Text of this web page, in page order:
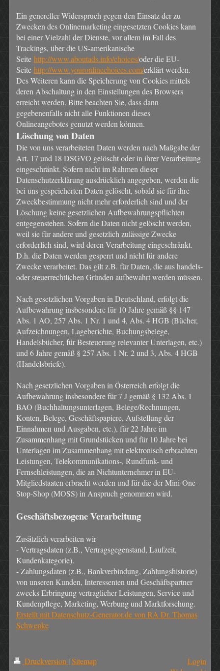
Ein genereller Widerspruch gegen den Einsatz der zu
Zwecken des Onlinemarketing eingesetzten Cookies kann
bei einer Vielzahl der Dienste, vor allem im Fall des
Trackings, über die US-amerikanische
Seite http://www.aboutads.info/choices/oder die EU-
Seite http://www.youronlinechoices.com/erklärt werden.
Des Weiteren kann die Speicherung von Cookies mittels
deren Abschaltung in den Einstellungen des Browsers
erreicht werden. Bitte beachten Sie, dass dann
gegebenenfalls nicht alle Funktionen dieses
Onlineangebotes genutzt werden können.
Löschung von Daten
Die von uns verarbeiteten Daten werden nach Maßgabe der
Art. 17 und 18 DSGVO gelöscht oder in ihrer Verarbeitung
eingeschränkt. Sofern nicht im Rahmen dieser
Datenschutzerklärung ausdrücklich angegeben, werden die
bei uns gespeicherten Daten gelöscht, sobald sie für ihre
Zweckbestimmung nicht mehr erforderlich sind und der
Löschung keine gesetzlichen Aufbewahrungspflichten
entgegenstehen. Sofern die Daten nicht gelöscht werden,
weil sie für andere und gesetzlich zulässige Zwecke
erforderlich sind, wird deren Verarbeitung eingeschränkt.
D.h. die Daten werden gesperrt und nicht für andere
Zwecke verarbeitet. Das gilt z.B. für Daten, die aus handels-
oder steuerrechtlichen Gründen aufbewahrt werden müssen.
Nach gesetzlichen Vorgaben in Deutschland, erfolgt die
Aufbewahrung insbesondere für 10 Jahre gemäß §§ 147
Abs. 1 AO, 257 Abs. 1 Nr. 1 und 4, Abs. 4 HGB (Bücher,
Aufzeichnungen, Lageberichte, Buchungsbelege,
Handelsbücher, für Besteuerung relevanter Unterlagen, etc.)
und 6 Jahre gemäß § 257 Abs. 1 Nr. 2 und 3, Abs. 4 HGB
(Handelsbriefe).
Nach gesetzlichen Vorgaben in Österreich erfolgt die
Aufbewahrung insbesondere für 7 J gemäß § 132 Abs. 1
BAO (Buchhaltungsunterlagen, Belege/Rechnungen,
Konten, Belege, Geschäftspapiere, Aufstellung der
Einnahmen und Ausgaben, etc.), für 22 Jahre im
Zusammenhang mit Grundstücken und für 10 Jahre bei
Unterlagen im Zusammenhang mit elektronisch erbrachten
Leistungen, Telekommunikations-, Rundfunk- und
Fernsehleistungen, die an Nichtunternehmer in EU-
Mitgliedstaaten erbracht werden und für die der Mini-One-
Stop-Shop (MOSS) in Anspruch genommen wird.
Geschäftsbezogene Verarbeitung
Zusätzlich verarbeiten wir
- Vertragsdaten (z.B., Vertragsgegenstand, Laufzeit,
Kundenkategorie).
- Zahlungsdaten (z.B., Bankverbindung, Zahlungshistorie)
von unseren Kunden, Interessenten und Geschäftspartner
zwecks Erbringung vertraglicher Leistungen, Service und
Kundenpflege, Marketing, Werbung und Marktforschung.
Erstellt mit Datenschutz-Generator.de von RA Dr. Thomas
Schwenke
Druckversion | Sitemap
Login